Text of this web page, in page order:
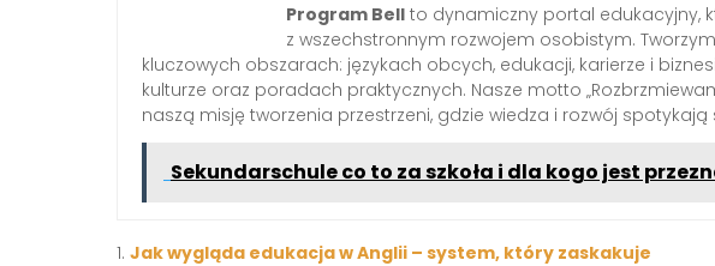
Program Bell to dynamiczny portal edukacyjny,
z wszechstronnym rozwojem osobistym.
kluczowych obszarach: językach obcych, edukacji, karierze i
kulturze oraz poradach praktycznych. Nasze motto
naszą misję tworzenia przestrzeni, gdzie wiedza i rozwój
Sekundarschule co to za szkoła i dla kogo jest
Jak wygląda edukacja w Anglii – system, który zaskakuje